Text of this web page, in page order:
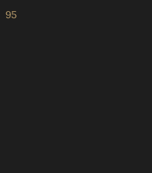
95